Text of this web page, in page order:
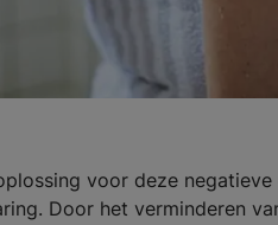
voor deze
Door het verminderen